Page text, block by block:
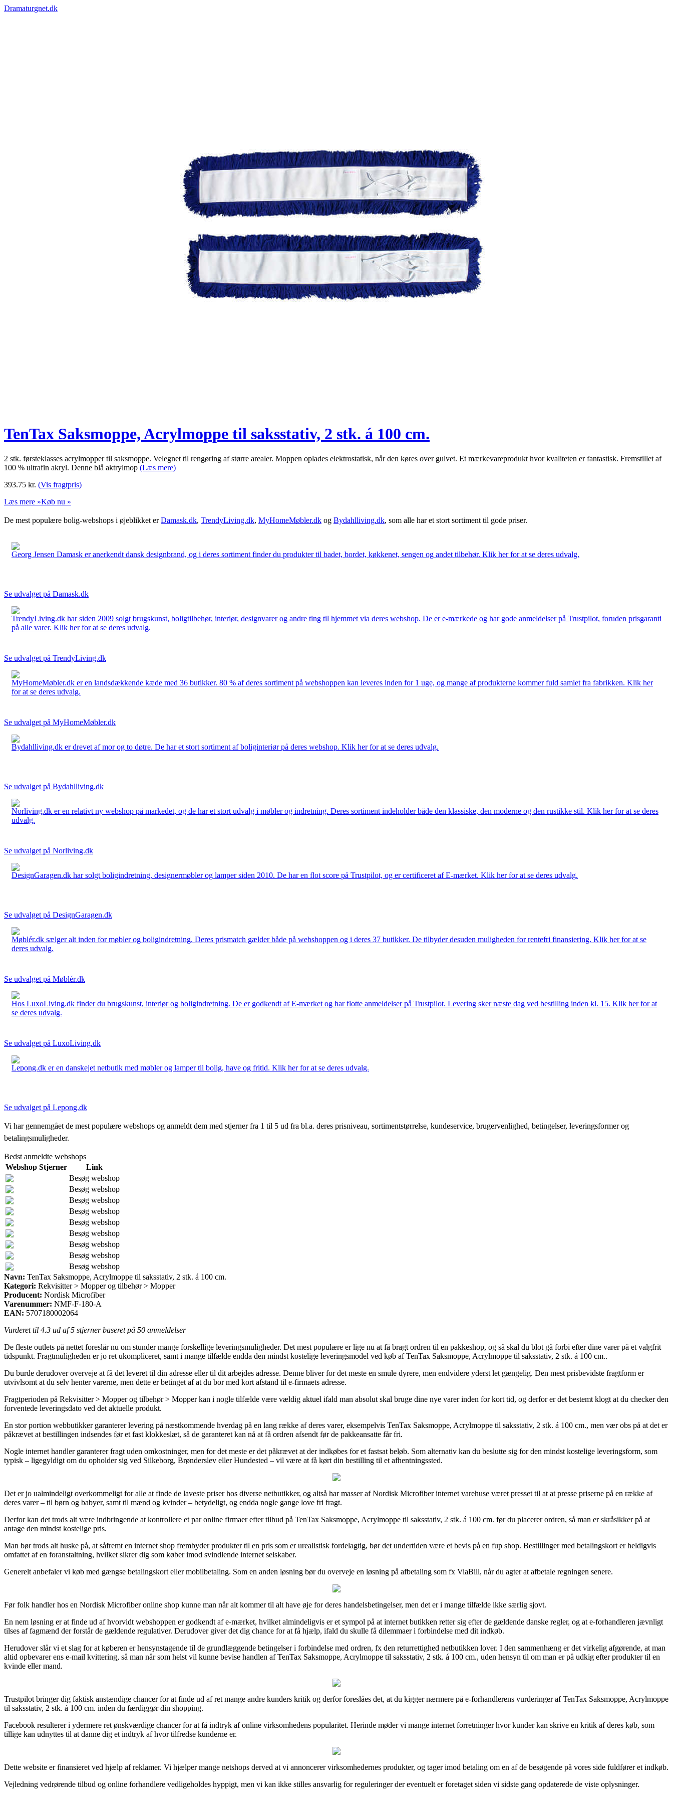
Dramaturgnet.dk
TenTax Saksmoppe, Acrylmoppe til saksstativ, 2 stk. á 100 cm.
2 stk. førsteklasses acrylmopper til saksmoppe. Velegnet til rengøring af større arealer. Moppen oplades elektrostatisk, når den køres over gulvet. Et mærkevareprodukt hvor kvaliteten er fantastisk. Fremstillet af
100 % ultrafin akryl. Denne blå aktrylmop (Læs mere)
393.75 kr. (Vis fragtpris)
Læs mere »Køb nu »
De mest populære bolig-webshops i øjeblikket erDamask.dk, TrendyLiving.dk, MyHomeMøbler.dk og Bydahlliving.dk, som alle har et stort sortiment til gode priser.
Georg Jensen Damask er anerkendt dansk designbrand, og i deres sortiment finder du produkter til badet, bordet, køkkenet, sengen og andet tilbehør. Klik her for at se deres udvalg.
Se udvalget på Damask.dk
TrendyLiving.dk har siden 2009 solgt brugskunst, boligtilbehør, interiør, designvarer og andre ting til hjemmet via deres webshop. De er e-mærkede og har gode anmeldelser på Trustpilot, foruden prisgaranti
på alle varer. Klik her for at se deres udvalg.
Se udvalget på TrendyLiving.dk
MyHomeMøbler.dk er en landsdækkende kæde med 36 butikker. 80 % af deres sortiment på webshoppen kan leveres inden for 1 uge, og mange af produkterne kommer fuld samlet fra fabrikken. Klik her
for at se deres udvalg.
Se udvalget på MyHomeMøbler.dk
Bydahlliving.dk er drevet af mor og to døtre. De har et stort sortiment af boliginteriør på deres webshop. Klik her for at se deres udvalg.
Se udvalget på Bydahlliving.dk
Norliving.dk er en relativt ny webshop på markedet, og de har et stort udvalg i møbler og indretning. Deres sortiment indeholder både den klassiske, den moderne og den rustikke stil. Klik her for at se deres
udvalg.
Se udvalget på Norliving.dk
DesignGaragen.dk har solgt boligindretning, designermøbler og lamper siden 2010. De har en flot score på Trustpilot, og er certificeret af E-mærket. Klik her for at se deres udvalg.
Se udvalget på DesignGaragen.dk
Møblér.dk sælger alt inden for møbler og boligindretning. Deres prismatch gælder både på webshoppen og i deres 37 butikker. De tilbyder desuden muligheden for rentefri finansiering. Klik her for at se
deres udvalg.
Se udvalget på Møblér.dk
Hos LuxoLiving.dk finder du brugskunst, interiør og boligindretning. De er godkendt af E-mærket og har flotte anmeldelser på Trustpilot. Levering sker næste dag ved bestilling inden kl. 15. Klik her for at
se deres udvalg.
Se udvalget på LuxoLiving.dk
Lepong.dk er en danskejet netbutik med møbler og lamper til bolig, have og fritid. Klik her for at se deres udvalg.
Se udvalget på Lepong.dk
Vi har gennemgået de mest populære webshops og anmeldt dem med stjerner fra 1 til 5 ud fra bl.a. deres prisniveau, sortimentstørrelse, kundeservice, brugervenlighed, betingelser, leveringsformer og
betalingsmuligheder.
Bedst anmeldte webshops
Webshop Stjerner
Link
Besøg webshop
Besøg webshop
Besøg webshop
Besøg webshop
Besøg webshop
Besøg webshop
Besøg webshop
Besøg webshop
Besøg webshop
Navn: TenTax Saksmoppe, Acrylmoppe til saksstativ, 2 stk. á 100 cm.
Kategori: Rekvisitter > Mopper og tilbehør > Mopper
Producent: Nordisk Microfiber
Varenummer: NMF-F-180-A
EAN: 5707180002064
Vurderet til 4.3 ud af 5 stjerner baseret på 50 anmeldelser
De fleste outlets på nettet foreslår nu om stunder mange forskellige leveringsmuligheder. Det mest populære er lige nu at få bragt ordren til en pakkeshop, og så skal du blot gå forbi efter dine varer på et valgfrit
tidspunkt. Fragtmuligheden er jo ret ukompliceret, samt i mange tilfælde endda den mindst kostelige leveringsmodel ved køb af TenTax Saksmoppe, Acrylmoppe til saksstativ, 2 stk. á 100 cm..
Du burde derudover overveje at få det leveret til din adresse eller til dit arbejdes adresse. Denne bliver for det meste en smule dyrere, men endvidere yderst let gængelig. Den mest prisbevidste fragtform er
utvivlsomt at du selv henter varerne, men dette er betinget af at du bor med kort afstand til e-firmaets adresse.
Fragtperioden på Rekvisitter > Mopper og tilbehør > Mopper kan i nogle tilfælde være vældig aktuel ifald man absolut skal bruge dine nye varer inden for kort tid, og derfor er det bestemt klogt at du checker den
forventede leveringsdato ved det aktuelle produkt.
En stor portion webbutikker garanterer levering på næstkommende hverdag på en lang række af deres varer, eksempelvis TenTax Saksmoppe, Acrylmoppe til saksstativ, 2 stk. á 100 cm., men vær obs på at det er
påkrævet at bestillingen indsendes før et fast klokkeslæt, så de garanteret kan nå at få ordren afsendt før de pakkeansatte får fri.
Nogle internet handler garanterer fragt uden omkostninger, men for det meste er det påkrævet at der indkøbes for et fastsat beløb. Som alternativ kan du beslutte sig for den mindst kostelige leveringsform, som
typisk – ligegyldigt om du opholder sig ved Silkeborg, Brønderslev eller Hundested – vil være at få kørt din bestilling til et afhentningssted.
Det er jo ualmindeligt overkommeligt for alle at finde de laveste priser hos diverse netbutikker, og altså har masser af Nordisk Microfiber internet varehuse været presset til at at presse priserne på en række af
deres varer – til børn og babyer, samt til mænd og kvinder – betydeligt, og endda nogle gange love fri fragt.
Derfor kan det trods alt være indbringende at kontrollere et par online firmaer efter tilbud på TenTax Saksmoppe, Acrylmoppe til saksstativ, 2 stk. á 100 cm. før du placerer ordren, så man er skråsikker på at
antage den mindst kostelige pris.
Man bør trods alt huske på, at såfremt en internet shop frembyder produkter til en pris som er urealistisk fordelagtig, bør det undertiden være et bevis på en fup shop. Bestillinger med betalingskort er heldigvis
omfattet af en foranstaltning, hvilket sikrer dig som køber imod svindlende internet selskaber.
Generelt anbefaler vi køb med gængse betalingskort eller mobilbetaling. Som en anden løsning bør du overveje en løsning på afbetaling som fx ViaBill, når du agter at afbetale regningen senere.
Før folk handler hos en Nordisk Microfiber online shop kunne man når alt kommer til alt have øje for deres handelsbetingelser, men det er i mange tilfælde ikke særlig sjovt.
En nem løsning er at finde ud af hvorvidt webshoppen er godkendt af e-mærket, hvilket almindeligvis er et sympol på at internet butikken retter sig efter de gældende danske regler, og at e-forhandleren jævnligt
tilses af fagmænd der forstår de gældende regulativer. Derudover giver det dig chance for at få hjælp, ifald du skulle få dilemmaer i forbindelse med dit indkøb.
Herudover slår vi et slag for at køberen er hensynstagende til de grundlæggende betingelser i forbindelse med ordren, fx den returrettighed netbutikken lover. I den sammenhæng er det virkelig afgørende, at man
altid opbevarer ens e-mail kvittering, så man når som helst vil kunne bevise handlen af TenTax Saksmoppe, Acrylmoppe til saksstativ, 2 stk. á 100 cm., uden hensyn til om man er på udkig efter produkter til en
kvinde eller mand.
Trustpilot bringer dig faktisk anstændige chancer for at finde ud af ret mange andre kunders kritik og derfor foreslåes det, at du kigger nærmere på e-forhandlerens vurderinger af TenTax Saksmoppe, Acrylmoppe
til saksstativ, 2 stk. á 100 cm. inden du færdiggør din shopping.
Facebook resulterer i ydermere ret ønskværdige chancer for at få indtryk af online virksomhedens popularitet. Herinde møder vi mange internet forretninger hvor kunder kan skrive en kritik af deres køb, som
tillige kan udnyttes til at danne dig et indtryk af hvor tilfredse kunderne er.
Dette website er finansieret ved hjælp af reklamer. Vi hjælper mange netshops derved at vi annoncerer virksomhedernes produkter, og tager imod betaling om en af de besøgende på vores side fuldfører et indkøb.
Vejledning vedrørende tilbud og online forhandlere vedligeholdes hyppigt, men vi kan ikke stilles ansvarlig for reguleringer der eventuelt er foretaget siden vi sidste gang opdaterede de viste oplysninger.